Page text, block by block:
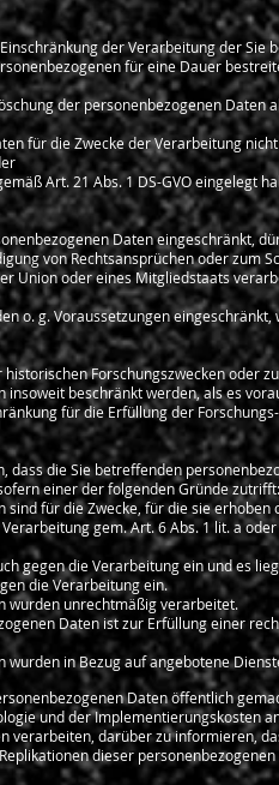
der Verarbeitung der
für eine Dauer
der personenbezogenen Daten
für die Zwecke der Verarbeitung
Art. 21 Abs. 1 DS-GVO eingelegt
Daten eingeschränkt,
von Rechtsansprüchen oder zum
Union oder eines Mitgliedstaats
o. g. Voraussetzungen
Forschungszwecken oder
insoweit beschränkt werden, als es
für die Erfüllung der
dass die Sie betreffenden
einer der folgenden Gründe zutrifft:
für die Zwecke, für die sie
gem. Art. 6 Abs. 1 lit. a
gegen die Verarbeitung ein und es
die Verarbeitung ein.
wurden unrechtmäßig verarbeitet.
Daten ist zur Erfüllung einer
in Bezug auf angebotene
Daten öffentlich
und der Implementierungskosten
verarbeiten, darüber zu informieren,
dieser